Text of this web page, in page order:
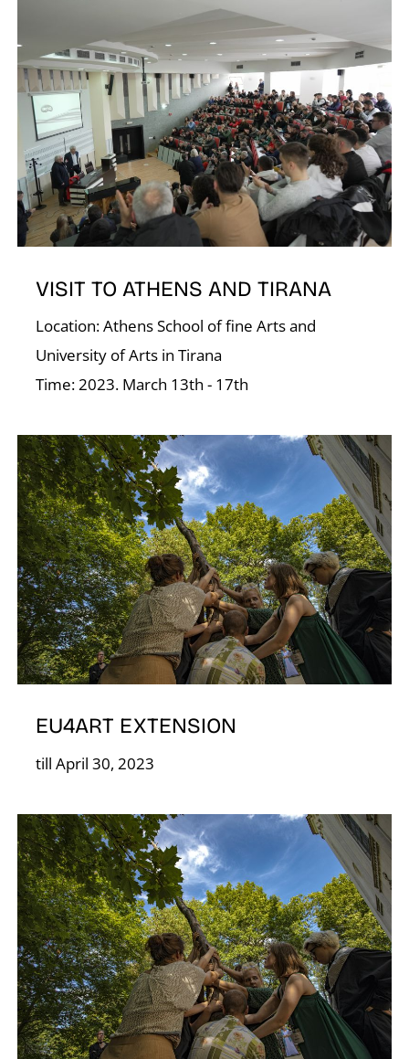
VISIT TO ATHENS AND TIRANA
Location: Athens School of fine Arts and
University of Arts in Tirana
Time: 2023. March 13th - 17th
EU4ART EXTENSION
till April 30, 2023